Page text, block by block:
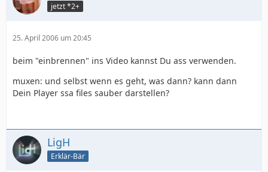
Dialogue:
jetzt *2+
25. April 2006 um 20:45
beim "einbrennen" ins Video kannst Du ass verwenden.
muxen: und selbst wenn es geht, was dann? kann dann
Dein Player ssa files sauber darstellen?
LigH
Erklär-Bär